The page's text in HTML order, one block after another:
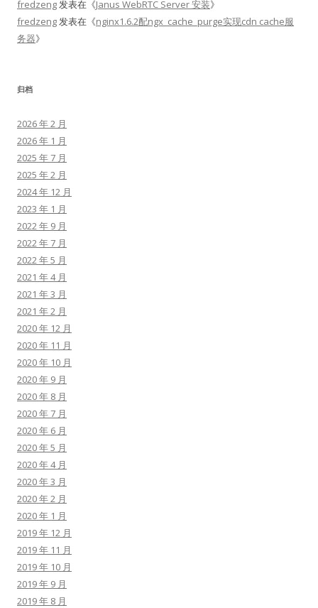
fredzeng发表在《Janus WebRTC Server 安装》
fredzeng发表在《nginx1.6.2配ngx_cache_purge实现cdn cache服
务器》
归档
2026 年 2 月
2026 年 1 月
2025 年 7 月
2025 年 2 月
2024 年 12 月
2023 年 1 月
2022 年 9 月
2022 年 7 月
2022 年 5 月
2021 年 4 月
2021 年 3 月
2021 年 2 月
2020 年 12 月
2020 年 11 月
2020 年 10 月
2020 年 9 月
2020 年 8 月
2020 年 7 月
2020 年 6 月
2020 年 5 月
2020 年 4 月
2020 年 3 月
2020 年 2 月
2020 年 1 月
2019 年 12 月
2019 年 11 月
2019 年 10 月
2019 年 9 月
2019 年 8 月